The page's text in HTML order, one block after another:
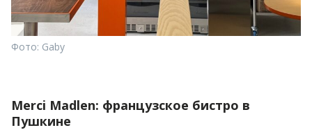
Фото: Gaby
Merci Madlen: французское бистро в
Пушкине